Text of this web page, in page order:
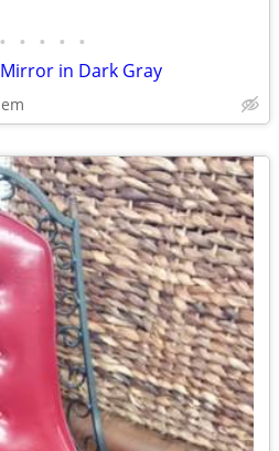
• • • • •
in Dark Gray